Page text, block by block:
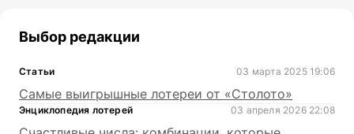
Выбор редакции
Статьи 03 марта 2025 19:06
Самые выигрышные лотереи от «Столото»
Энциклопедия лотерей 03 апреля 2026 22:08